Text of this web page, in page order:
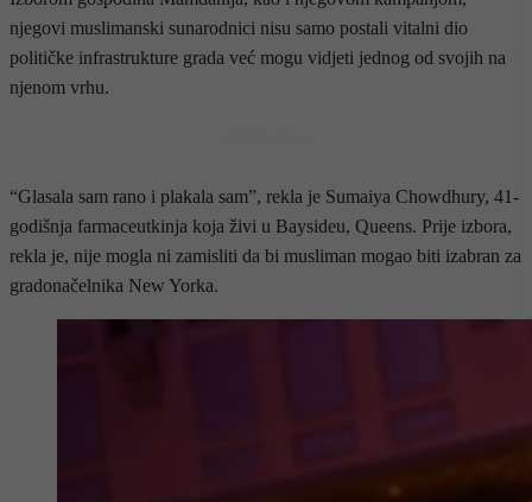
njegovi muslimanski sunarodnici nisu samo postali vitalni dio
političke infrastrukture grada već mogu vidjeti jednog od svojih na
njenom vrhu.
“Glasala sam rano i plakala sam”, rekla je Sumaiya Chowdhury, 41-
godišnja farmaceutkinja koja živi u Baysideu, Queens. Prije izbora,
rekla je, nije mogla ni zamisliti da bi musliman mogao biti izabran za
gradonačelnika New Yorka.